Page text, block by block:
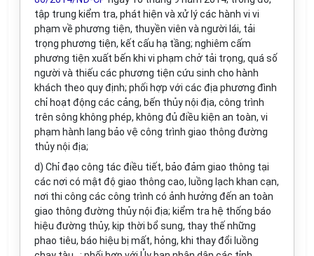
tập trung kiểm tra, phát hiện và xử lý các hành vi vi
phạm về phương tiện, thuyền viên và người lái, tải
trọng phương tiện, kết cấu hạ tầng; nghiêm cấm
phương tiện xuất bến khi vi phạm chở tải trọng, quá số
người và thiếu các phương tiện cứu sinh cho hành
khách theo quy định; phối hợp với các địa phương đình
chỉ hoạt động các cảng, bến thủy nội địa, công trình
trên sông không phép, không đủ điều kiện an toàn, vi
phạm hành lang bảo vệ công trình giao thông đường
thủy nội địa;
d) Chỉ đạo công tác điều tiết, bảo đảm giao thông tại
các nơi có mật độ giao thông cao, luồng lạch khan cạn,
nơi thi công các công trình có ảnh hưởng đến an toàn
giao thông đường thủy nội địa; kiểm tra hệ thống báo
hiệu đường thủy, kịp thời bổ sung, thay thế những
phao tiêu, báo hiệu bị mất, hỏng, khi thay đổi luồng